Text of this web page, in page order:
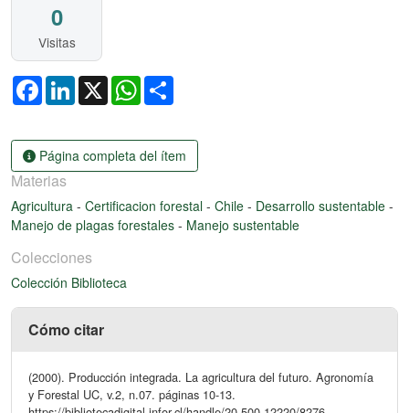
0
Visitas
FacebookLinkedIn
X WhatsApp
Página completa del ítem
Materias
Agricultura - Certificacion forestal - Chile - Desarrollo sustentable -
Manejo de plagas forestales - Manejo sustentable
Colecciones
Colección Biblioteca
Cómo citar
(2000). Producción integrada. La agricultura del futuro. Agronomía
y Forestal UC, v.2, n.07. páginas 10-13.